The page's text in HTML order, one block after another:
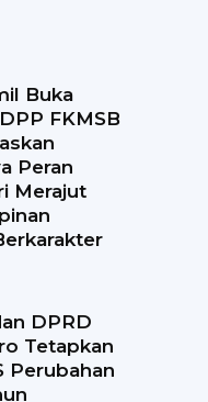
Buka
FKMSB
Peran
Merajut
DPRD
Tetapkan
Perubahan